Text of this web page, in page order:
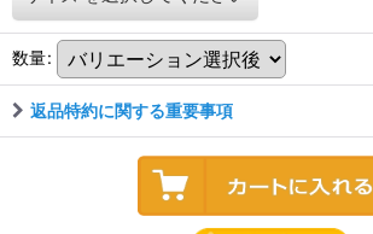
数量:
返品特約に関する重要事項